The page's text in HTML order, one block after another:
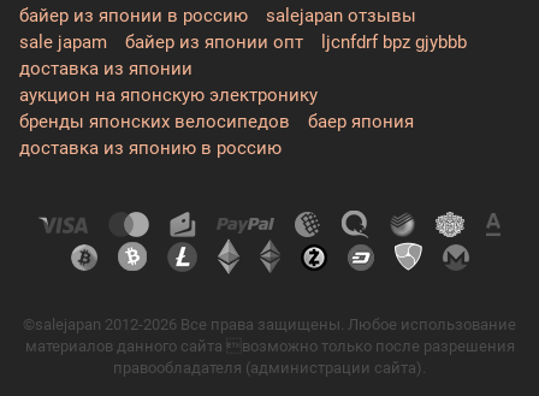
байер из японии в россию
salejapan отзывы
sale japam
байер из японии опт
ljcnfdrf bpz gjybbb
доставка из японии
аукцион на японскую электронику
бренды японских велосипедов
баер япония
доставка из японию в россию
©salejapan 2012-2026 Все права защищены. Любое использование
материалов данного сайта возможно только после разрешения
правообладателя (администрации сайта).